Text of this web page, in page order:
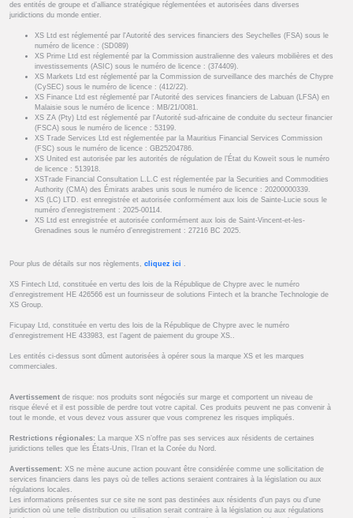
des entités de groupe et d’alliance stratégique réglementées et autorisées dans diverses
juridictions du monde entier.
XS Ltd est réglementé par l'Autorité des services financiers des Seychelles (FSA) sous le
numéro de licence : (SD089)
XS Prime Ltd est réglementé par la Commission australienne des valeurs mobilières et des
investissements (ASIC) sous le numéro de licence : (374409).
XS Markets Ltd est réglementé par la Commission de surveillance des marchés de Chypre
(CySEC) sous le numéro de licence : (412/22).
XS Finance Ltd est réglementé par l'Autorité des services financiers de Labuan (LFSA) en
Malaisie sous le numéro de licence : MB/21/0081.
XS ZA (Pty) Ltd est réglementé par l'Autorité sud-africaine de conduite du secteur financier
(FSCA) sous le numéro de licence : 53199.
XS Trade Services Ltd est réglementée par la Mauritius Financial Services Commission
(FSC) sous le numéro de licence : GB25204786.
XS United est autorisée par les autorités de régulation de l’État du Koweït sous le numéro
de licence : 513918.
XSTrade Financial Consultation L.L.C est réglementée par la Securities and Commodities
Authority (CMA) des Émirats arabes unis sous le numéro de licence : 20200000339.
XS (LC) LTD. est enregistrée et autorisée conformément aux lois de Sainte-Lucie sous le
numéro d’enregistrement : 2025-00114.
XS Ltd est enregistrée et autorisée conformément aux lois de Saint-Vincent-et-les-
Grenadines sous le numéro d’enregistrement : 27216 BC 2025.
Pour plus de détails sur nos règlements, cliquez ici .
XS Fintech Ltd, constituée en vertu des lois de la République de Chypre avec le numéro
d’enregistrement HE 426566 est un fournisseur de solutions Fintech et la branche Technologie de
XS Group.
Ficupay Ltd, constituée en vertu des lois de la République de Chypre avec le numéro
d’enregistrement HE 433983, est l’agent de paiement du groupe XS..
Les entités ci-dessus sont dûment autorisées à opérer sous la marque XS et les marques
commerciales.
Avertissement de risque: nos produits sont négociés sur marge et comportent un niveau de
risque élevé et il est possible de perdre tout votre capital. Ces produits peuvent ne pas convenir à
tout le monde, et vous devez vous assurer que vous comprenez les risques impliqués.
Restrictions régionales: La marque XS n’offre pas ses services aux résidents de certaines
juridictions telles que les États-Unis, l’Iran et la Corée du Nord.
Avertissement: XS ne mène aucune action pouvant être considérée comme une sollicitation de
services financiers dans les pays où de telles actions seraient contraires à la législation ou aux
régulations locales.
Les informations présentes sur ce site ne sont pas destinées aux résidents d'un pays ou d'une
juridiction où une telle distribution ou utilisation serait contraire à la législation ou aux régulations